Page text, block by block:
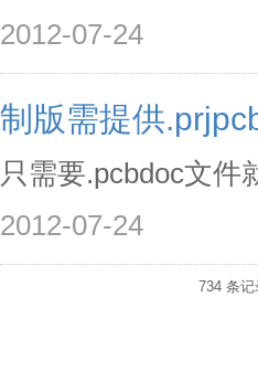
2012-07-24
制版需提供
只需要.pcbdoc文件
2012-07-24
734 条记